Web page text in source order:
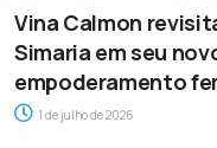
Vina Calmon
Simaria em seu
empoderamento
1 de julho de 2026